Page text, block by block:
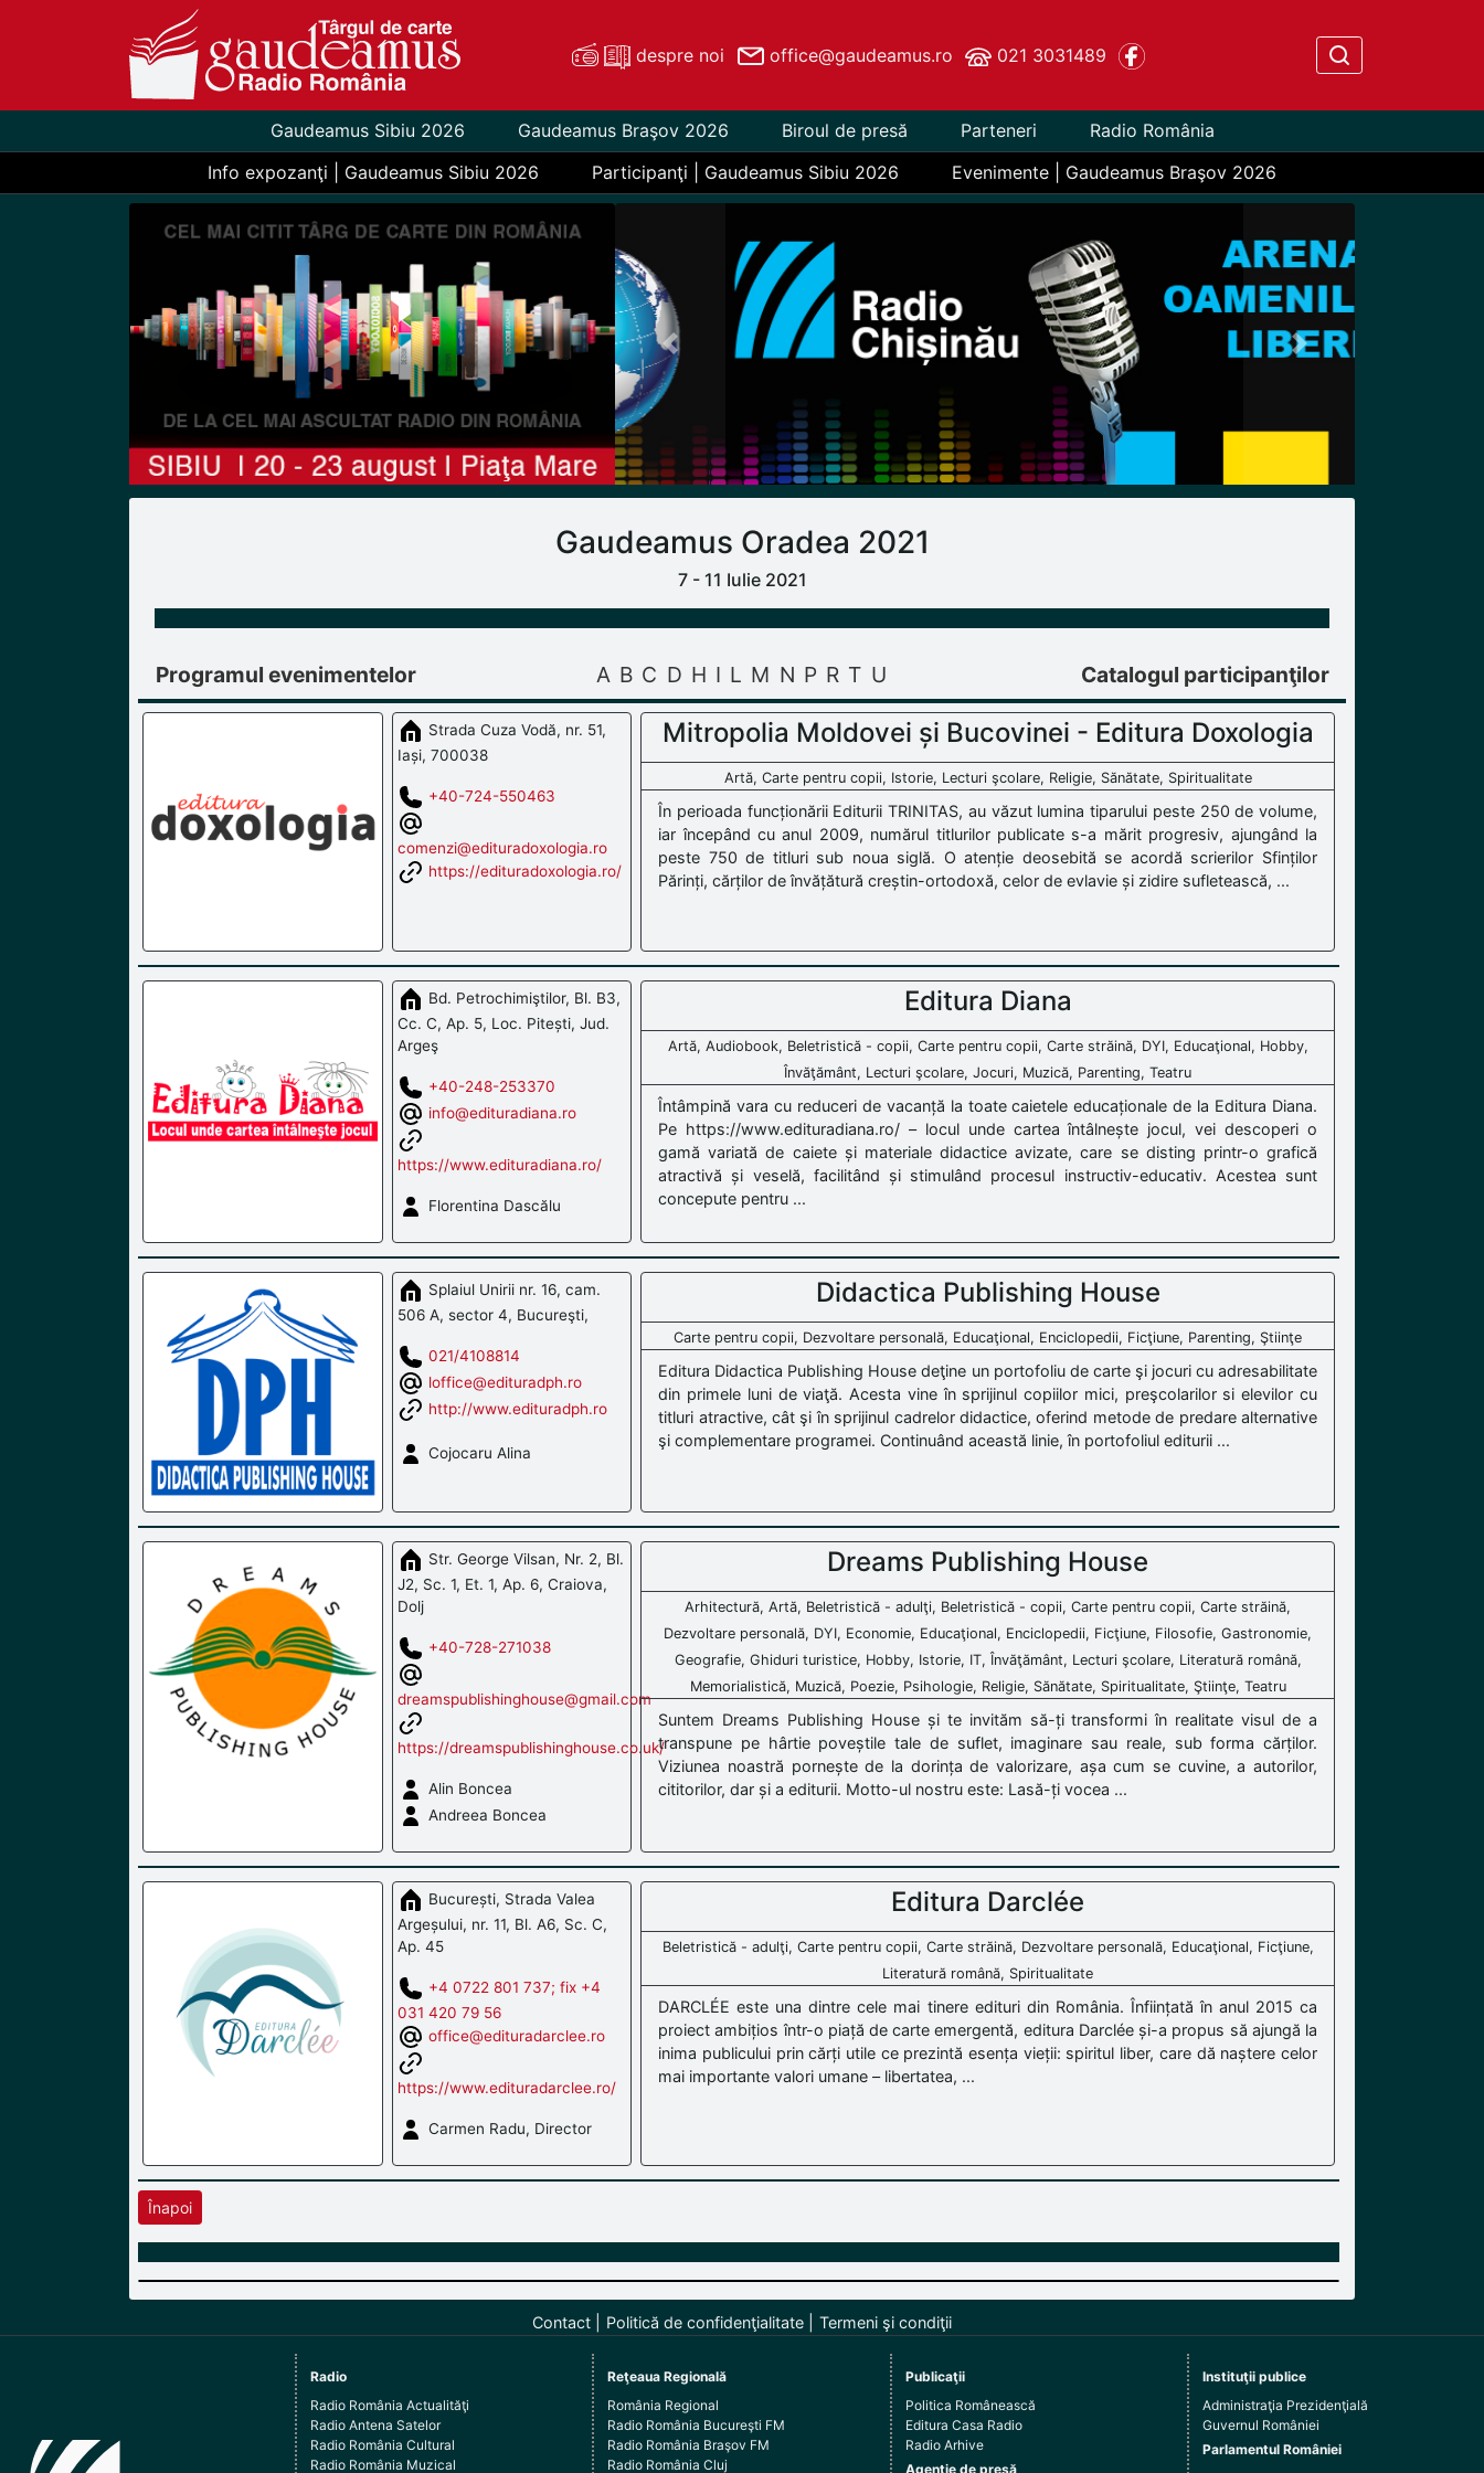
despre noi office@gaudeamus.ro 021 3031489
Gaudeamus Sibiu 2026 Gaudeamus Braşov 2026 Biroul de presă Parteneri
Radio România
Info expozanţi | Gaudeamus Sibiu 2026
Participanţi | Gaudeamus Sibiu 2026 Evenimente | Gaudeamus Braşov 2026
Previous Next
Gaudeamus Oradea 2021
7 - 11 Iulie 2021
Programul evenimentelor A B C D H I L M N P R T U Catalogul participanţilor
Strada Cuza Vodă, nr. 51,
Iași, 700038
+40-724-550463
comenzi@edituradoxologia.ro
https://edituradoxologia.ro/
Mitropolia Moldovei și Bucovinei - Editura Doxologia
Artă, Carte pentru copii, Istorie, Lecturi şcolare, Religie, Sănătate, Spiritualitate
În perioada funcționării Editurii TRINITAS, au văzut lumina tiparului peste 250 de volume,
iar începând cu anul 2009, numărul titlurilor publicate s-a mărit progresiv, ajungând la
peste 750 de titluri sub noua siglă. O atenție deosebită se acordă scrierilor Sfinților
Părinți, cărților de învățătură creștin-ortodoxă, celor de evlavie și zidire sufletească, ...
Bd. Petrochimiştilor, Bl. B3,
Cc. C, Ap. 5, Loc. Pitești, Jud.
Argeş
+40-248-253370
info@edituradiana.ro
https://www.edituradiana.ro/
Florentina Dascălu
Editura Diana
Artă, Audiobook, Beletristică - copii, Carte pentru copii, Carte străină, DYI, Educaţional, Hobby,
Învăţământ, Lecturi şcolare, Jocuri, Muzică, Parenting, Teatru
Întâmpină vara cu reduceri de vacanță la toate caietele educaționale de la Editura Diana.
Pe https://www.edituradiana.ro/ – locul unde cartea întâlnește jocul, vei descoperi o
gamă variată de caiete și materiale didactice avizate, care se disting printr-o grafică
atractivă și veselă, facilitând și stimulând procesul instructiv-educativ. Acestea sunt
concepute pentru ...
Splaiul Unirii nr. 16, cam.
506 A, sector 4, Bucureşti,
021/4108814
loffice@edituradph.ro
http://www.edituradph.ro
Cojocaru Alina
Didactica Publishing House
Carte pentru copii, Dezvoltare personală, Educaţional, Enciclopedii, Ficţiune, Parenting, Ştiinţe
Editura Didactica Publishing House deţine un portofoliu de carte şi jocuri cu adresabilitate
din primele luni de viaţă. Acesta vine în sprijinul copiilor mici, preşcolarilor si elevilor cu
titluri atractive, cât şi în sprijinul cadrelor didactice, oferind metode de predare alternative
şi complementare programei. Continuând această linie, în portofoliul editurii ...
Str. George Vilsan, Nr. 2, Bl.
J2, Sc. 1, Et. 1, Ap. 6, Craiova,
Dolj
+40-728-271038
dreamspublishinghouse@gmail.com
https://dreamspublishinghouse.co.uk/
Alin Boncea
Andreea Boncea
Dreams Publishing House
Arhitectură, Artă, Beletristică - adulţi, Beletristică - copii, Carte pentru copii, Carte străină,
Dezvoltare personală, DYI, Economie, Educaţional, Enciclopedii, Ficţiune, Filosofie, Gastronomie,
Geografie, Ghiduri turistice, Hobby, Istorie, IT, Învăţământ, Lecturi şcolare, Literatură română,
Memorialistică, Muzică, Poezie, Psihologie, Religie, Sănătate, Spiritualitate, Ştiinţe, Teatru
Suntem Dreams Publishing House și te invităm să-ți transformi în realitate visul de a
transpune pe hârtie poveștile tale de suflet, imaginare sau reale, sub forma cărților.
Viziunea noastră pornește de la dorința de valorizare, așa cum se cuvine, a autorilor,
cititorilor, dar și a editurii. Motto-ul nostru este: Lasă-ți vocea ...
București, Strada Valea
Argeșului, nr. 11, Bl. A6, Sc. C,
Ap. 45
+4 0722 801 737; fix +4
031 420 79 56
office@edituradarclee.ro
https://www.edituradarclee.ro/
Carmen Radu, Director
Editura Darclée
Beletristică - adulţi, Carte pentru copii, Carte străină, Dezvoltare personală, Educaţional, Ficţiune,
Literatură română, Spiritualitate
DARCLÉE este una dintre cele mai tinere edituri din România. Înființată în anul 2015 ca
proiect ambițios într-o piață de carte emergentă, editura Darclée și-a propus să ajungă la
inima publicului prin cărți utile ce prezintă esența vieții: spiritul liber, care dă naștere celor
mai importante valori umane – libertatea, ...
Înapoi
Contact Politică de confidenţialitate Termeni şi condiţii
Radio
Radio România Actualităţi
Radio Antena Satelor
Radio România Cultural
Radio România Muzical
Reţeaua Regională
România Regional
Radio România Bucureşti FM
Radio România Braşov FM
Radio România Cluj
Publicaţii
Politica Românească
Editura Casa Radio
Radio Arhive
Agenţie de presă
Instituţii publice
Administraţia Prezidenţială
Guvernul României
Parlamentul României